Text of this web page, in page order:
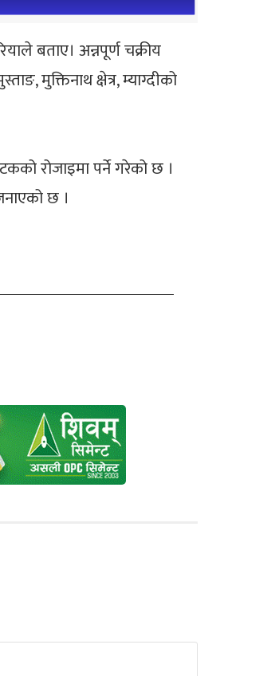
बताए। अन्नपूर्ण चक्रीय
मुक्तिनाथ क्षेत्र, म्याग्दीको
रोजाइमा पर्ने गरेको छ ।
छ ।